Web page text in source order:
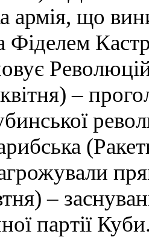
армія, що
Фіделем
–
–
партії